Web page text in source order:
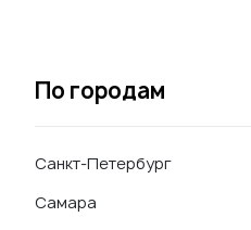
По городам
Санкт-Петербург
Самара